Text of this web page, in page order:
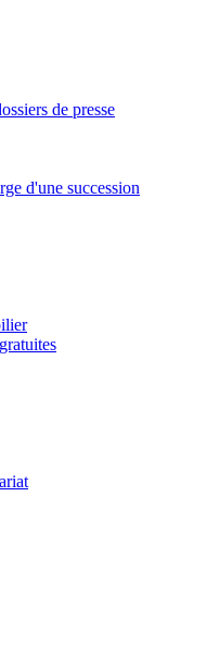
de presse
d'une succession